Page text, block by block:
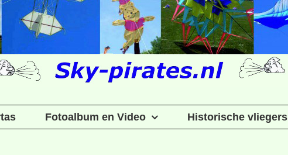
Fotoalbum en Video Historische vliegers